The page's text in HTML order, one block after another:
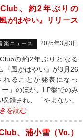
、約2年ぶりの
がはやい』リリース
楽ニュース 2025年3月3日
の約2年ぶりとなる
『風がはやい』が3月26
れることが発表になっ
」のほか、LP盤でのみ
録され、「やまない」
を読む
、浦小雪（Vo.）